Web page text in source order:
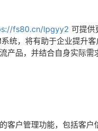
fs80.cn/lpgyy2 可提供
统，将有助于企业提升
产品，并结合自身实际需
客户管理功能，包括客户